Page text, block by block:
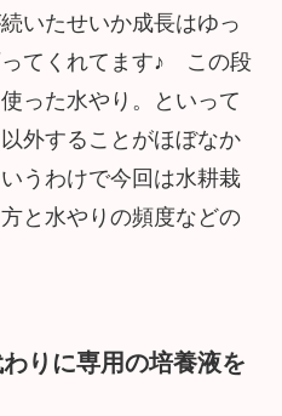
いたせいか成長はゆっ
ってくれてます♪ この段
った水やり。といって
外することがほぼなか
うわけで今回は水耕栽
と水やりの頻度などの
りに専用の培養液を